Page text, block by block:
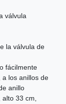
válvula
la válvula de
fácilmente
los anillos de
anillo
33 cm,